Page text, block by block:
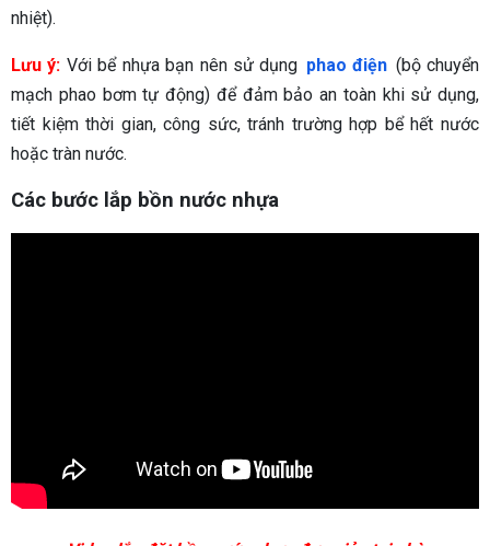
nhiệt).
Lưu ý: Với bể nhựa bạn nên sử dụng phao điện (bộ chuyển
mạch phao bơm tự động) để đảm bảo an toàn khi sử dụng,
tiết kiệm thời gian, công sức, tránh trường hợp bể hết nước
hoặc tràn nước.
Các bước lắp bồn nước nhựa